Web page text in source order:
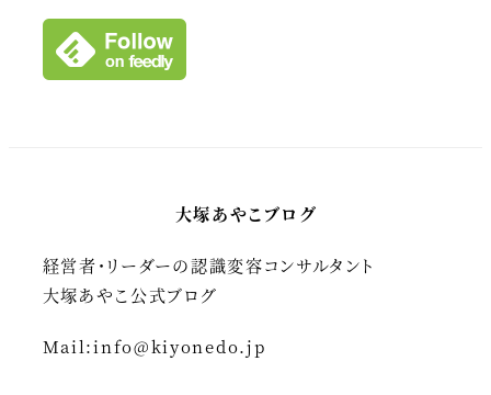
ブ
大塚あやこブログ
経営者・リーダーの認識変容コンサルタント
大塚あやこ公式ブログ
Mail:info@kiyonedo.jp